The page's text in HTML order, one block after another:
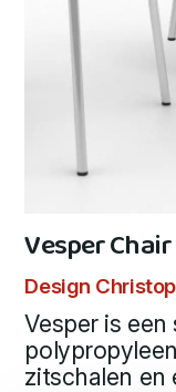
Vesper Chair
Design
Vesper is
zitschalen en